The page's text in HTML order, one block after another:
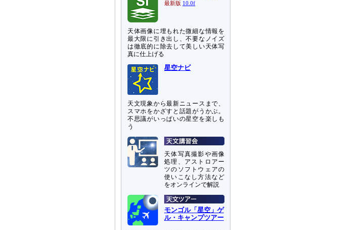
最新版 10.0f
天体画像に埋もれた微細な情報を
最大限に引き出し、不要なノイズ
は徹底的に除去して美しい天体写
真に仕上げる
星空ナビ
天文現象から最新ニュースまで、
スマホをかざすと話題がうかぶ。
不思議がいっぱいの星空を楽しも
う
天体写真撮影や画像
処理、アストロアー
ツのソフトウェアの
使いこなし方法など
をオンラインで解説
モンゴル「星空」ゲ
ル・キャンプツアー